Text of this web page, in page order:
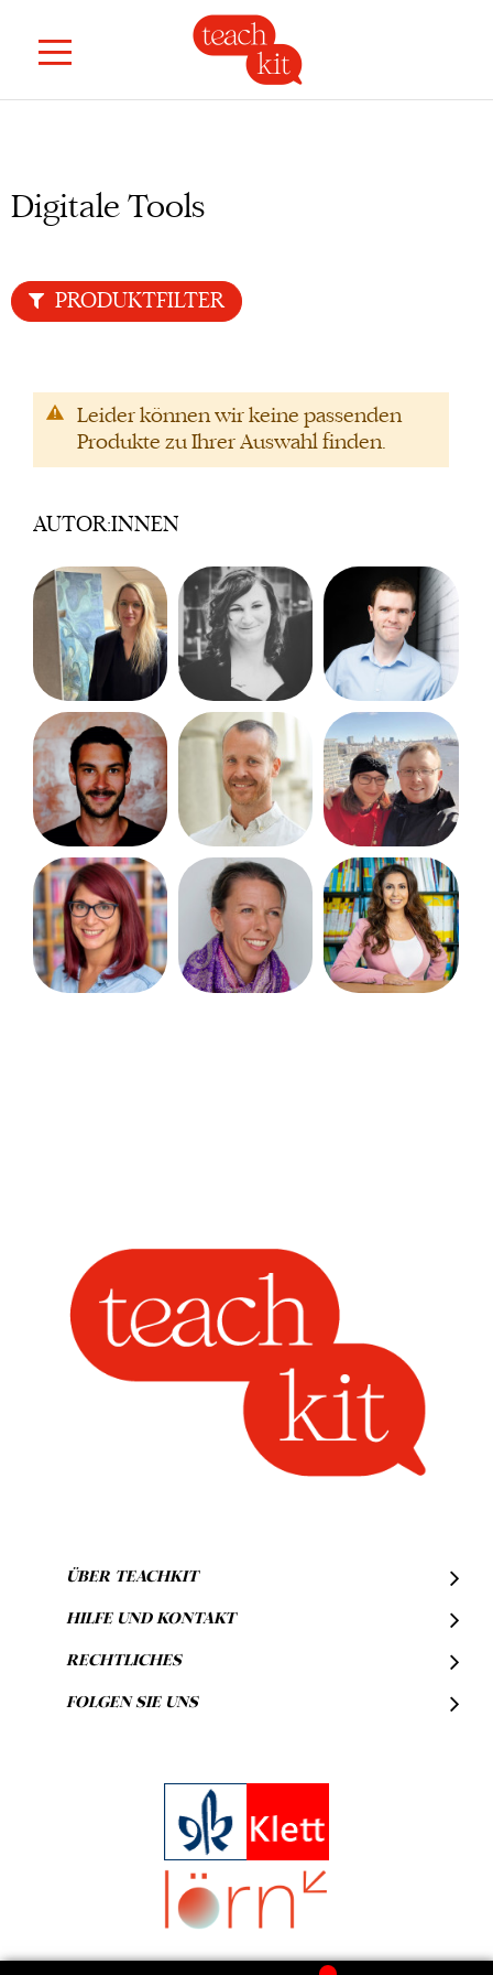
Digitale Tools
Leider können wir keine passenden
Produkte zu Ihrer Auswahl finden.
PRODUKTFILTER
AUTOR:INNEN
ÜBER TEACHKIT
HILFE UND KONTAKT
RECHTLICHES
FOLGEN SIE UNS